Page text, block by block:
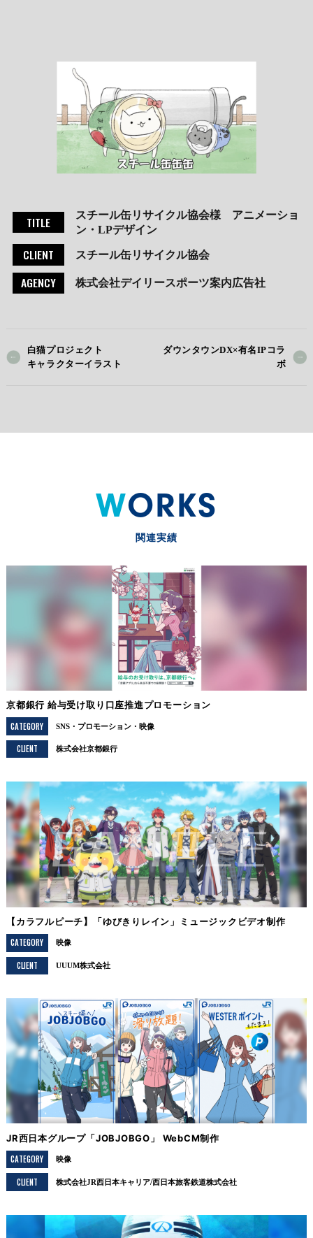
TITLE
スチール缶リサイクル協会様 アニメーショ
ン・LPデザイン
CLIENT スチール缶リサイクル協会
AGENCY 株式会社デイリースポーツ案内広告社
白猫プロジェクト
キャラクターイラスト
ダウンタウンDX×有名IPコラ
ボ
WORKS
関連実績
京都銀行 給与受け取り口座推進プロモーション
CATEGORY
SNS プロモーション 映像
CLIENT 株式会社京都銀行
【カラフルピーチ】「ゆびきりレイン」ミュージックビデオ制作
CATEGORY
映像
CLIENT UUUM株式会社
JR西日本グループ「JOBJOBGO」 WebCM制作
CATEGORY
映像
CLIENT 株式会社JR西日本キャリア/西日本旅客鉄道株式会社